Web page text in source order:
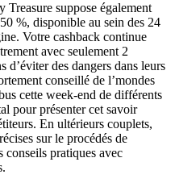
suppose également
%, disponible au sein des 24
Votre cashback continue
avec seulement 2
d’éviter des dangers dans leurs
conseillé de l’mondes
cette week-end de différents
pour présenter cet savoir
En ultérieurs couplets,
sur le procédés de
conseils pratiques avec